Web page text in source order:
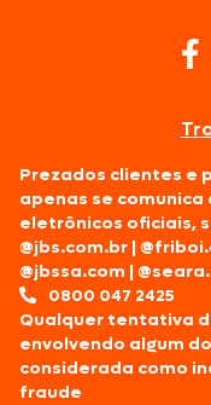
Prezados clientes e
apenas se
eletrônicos oficiais,
@jbs.com.br |
@jbssa.com |
0800 047 2425
Qualquer tentativa
envolvendo algum
considerada como
fraude